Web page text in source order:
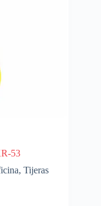
53
,Tijeras